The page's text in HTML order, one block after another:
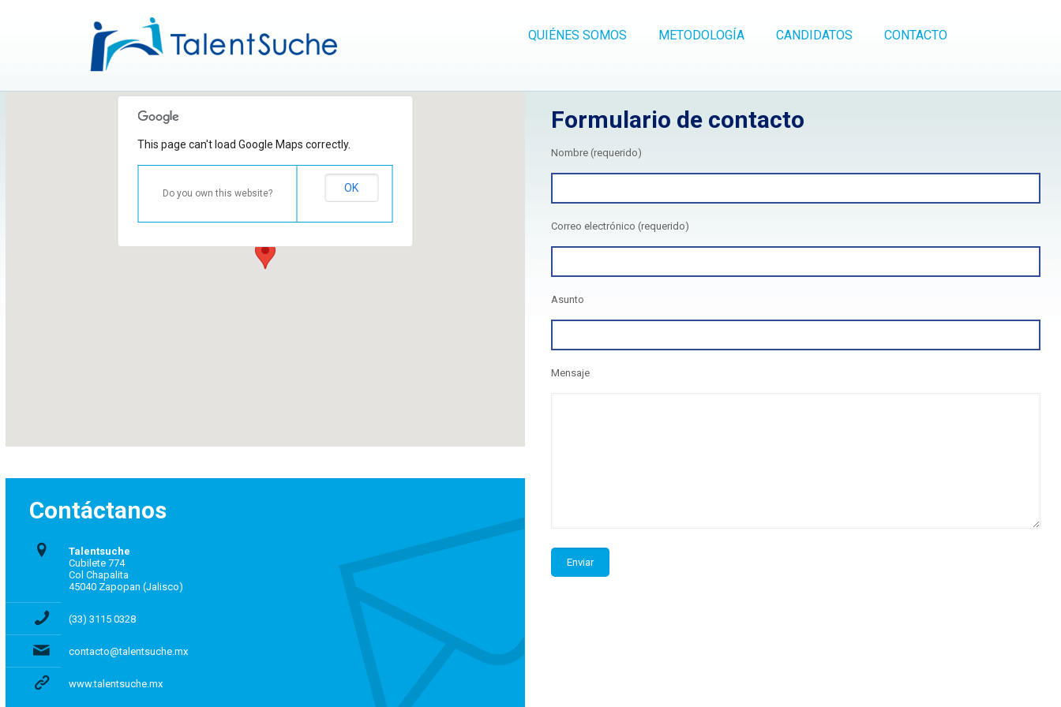
QUIÉNES SOMOS METODOLOGÍA CANDIDATOS CONTACTO
This page can't load Google Maps correctly.
Do you own this website? OK
Contáctanos
Talentsuche
Cubilete 774
Col Chapalita
45040 Zapopan (Jalisco)
(33) 3115 0328
contacto@talentsuche.mx
www.talentsuche.mx
Formulario de contacto
Nombre (requerido)
Correo electrónico (requerido)
Asunto
Mensaje